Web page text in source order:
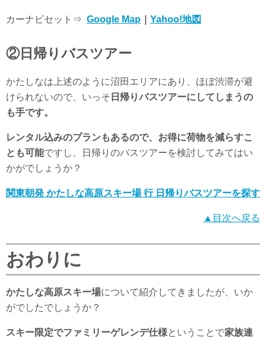
カーナビセット⇒ Google Map Yahoo!地図
②日帰りバスツアー
かたしなは上述のように沼田エリアにあり、ほぼ渋滞が避
けられないので、いっそ 日帰りバスツアーにしてしまうの
も手です。
レンタル込みのプランもあるので、お得に荷物を減らすこ
とも可能ですし、日帰りのバスツアーを検討してみてはい
かがでしょうか？
関東朝発 かたしな高原スキー場 行 日帰りバスツアーを探す
▲目次へ戻る
おわりに
かたしな高原スキー場について紹介してきましたが、いか
がでしたでしょうか？
スキー限定でファミリーゲレンデ仕様ということで家族連